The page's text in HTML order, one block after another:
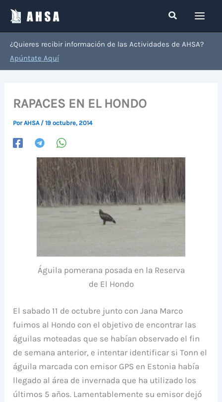
contenido
Buscar
¿Quieres recibir información de las Actividades de AHSA?
Apúntate Aquí
RAPACES EN EL HONDO
PorAHSA /19 octubre, 2014
Águila pomerana posada en la Reserva
de El Hondo
El sabado 11 de octubre junto con Jana Marco
fuimos al Hondo con el objetivo de encontrar las
águilas moteadas que se habían observado el fin
de semana anterior, e intentar identificar si Tonn el
águila marcada con emisor GPS en Estonia había
llegado al área de invernada que ha utilizado los
últimos 5 años. Lamentablemente su emisor dejó